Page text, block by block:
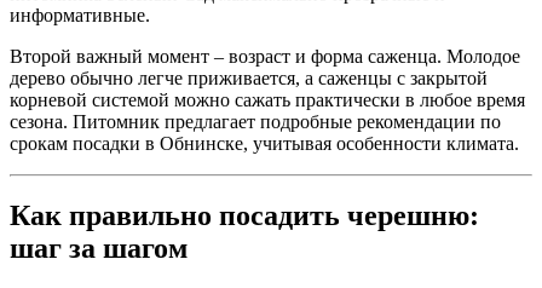
информативные.
Второй важный момент – возраст и форма саженца. Молодое
дерево обычно легче приживается, а саженцы с закрытой
корневой системой можно сажать практически в любое время
сезона. Питомник предлагает подробные рекомендации по
срокам посадки в Обнинске, учитывая особенности климата.
Как правильно посадить черешню:
шаг за шагом